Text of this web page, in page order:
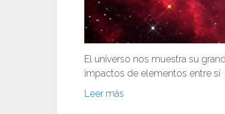
El universo nos muestra su
impactos de elementos entre sí
Leer más